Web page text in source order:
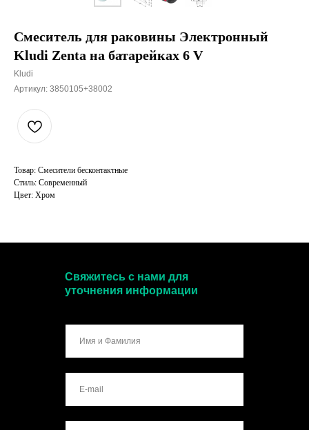
Смеситель для раковины Электронный
Kludi Zenta на батарейках 6 V
Kludi
Артикул: 3850105+38002
Товар: Смесители бесконтактные
Стиль: Современный
Цвет: Хром
Свяжитесь с нами для
уточнения информации